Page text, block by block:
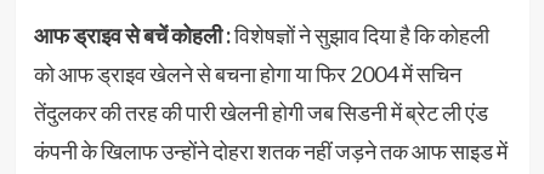
आफ ड्राइव से बचें कोहली :विशेषज्ञों ने सुझाव दिया है कि कोहली
को आफ ड्राइव खेलने से बचना होगा या फिर 2004 में सचिन
तेंदुलकर की तरह की पारी खेलनी होगी जब सिडनी में ब्रेट ली एंड
कंपनी के खिलाफ उन्होंने दोहरा शतक नहीं जड़ने तक आफ साइड में